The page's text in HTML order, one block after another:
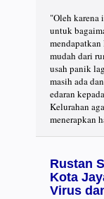
"Oleh karena
untuk
mudah dari
usah panik
masih ada
edaran
Kelurahan
menerapkan
Rustan
Kota
Virus